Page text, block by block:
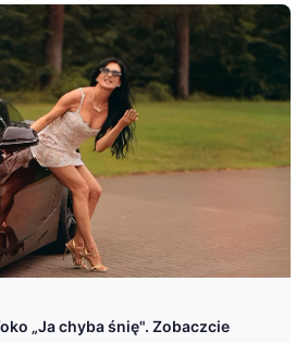
„Ja chyba śnię". Zobaczcie